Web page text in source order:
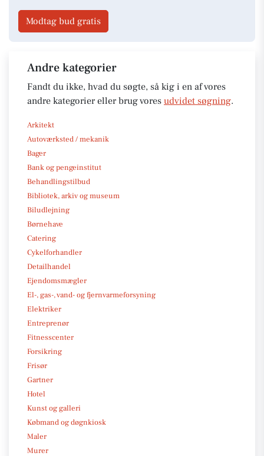
Modtag bud gratis
Andre kategorier
Fandt du ikke, hvad du søgte, så kig i en af vores
andre kategorier eller brug vores udvidet søgning.
Arkitekt
Autoværksted / mekanik
Bager
Bank og pengeinstitut
Behandlingstilbud
Bibliotek, arkiv og museum
Biludlejning
Børnehave
Catering
Cykelforhandler
Detailhandel
Ejendomsmægler
El-, gas-, vand- og fjernvarmeforsyning
Elektriker
Entreprenør
Fitnesscenter
Forsikring
Frisør
Gartner
Hotel
Kunst og galleri
Købmand og døgnkiosk
Maler
Murer